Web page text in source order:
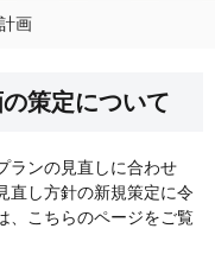
画
策定について
ランの見直しに合わせ
直し方針の新規策定に令
、こちらのページをご覧